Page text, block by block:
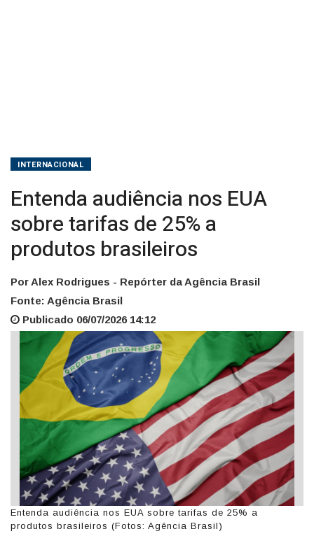
INTERNACIONAL
Entenda audiência nos EUA
sobre tarifas de 25% a
produtos brasileiros
Por Alex Rodrigues - Repórter da Agência Brasil
Fonte: Agência Brasil
Publicado 06/07/2026 14:12
Entenda audiência nos EUA sobre tarifas de 25% a
produtos brasileiros (Fotos: Agência Brasil)